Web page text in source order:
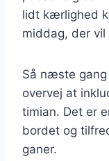
lidt kærlighed
middag, der
Så næste
overvej at
timian. Det er
bordet og
ganer.